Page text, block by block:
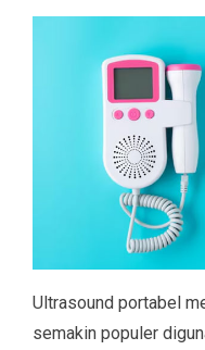
Ultrasound portabel
semakin populer